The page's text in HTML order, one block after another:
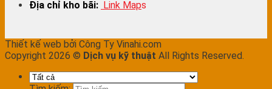
Địa chỉ kho bãi: Link Maps
Thiết kế web bởi Công Ty Vinahi.com
Copyright 2026 © Dịch vụ kỹ thuật All Rights Reserved.